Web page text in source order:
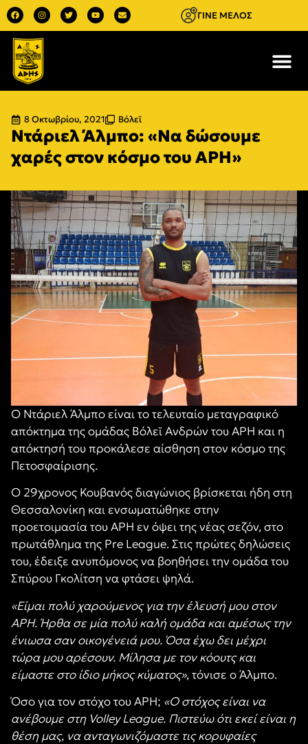
ΓΙΝΕ ΜΕΛΟΣ
8 Οκτωβρίου, 2021 Βόλεϊ
Ντάριελ Άλμπο: «Να δώσουμε
χαρές στον κόσμο του ΑΡΗ»
Ο Ντάριελ Άλμπο είναι το τελευταίο μεταγραφικό
απόκτημα της ομάδας Βόλεϊ Ανδρών του ΑΡΗ και η
απόκτησή του προκάλεσε αίσθηση στον κόσμο της
Πετοσφαίρισης.
Ο 29χρονος Κουβανός διαγώνιος βρίσκεται ήδη στη
Θεσσαλονίκη και ενσωματώθηκε στην
προετοιμασία του ΑΡΗ εν όψει της νέας σεζόν, στο
πρωτάθλημα της Pre League. Στις πρώτες δηλώσεις
του, έδειξε ανυπόμονος να βοηθήσει την ομάδα του
Σπύρου Γκολίτση να φτάσει ψηλά.
«Είμαι πολύ χαρούμενος για την έλευσή μου στον
ΑΡΗ. Ήρθα σε μία πολύ καλή ομάδα και αμέσως την
ένιωσα σαν οικογένειά μου. Όσα έχω δει μέχρι
τώρα μου αρέσουν. Μίλησα με τον κόουτς και
είμαστε στο ίδιο μήκος κύματος», τόνισε ο Άλμπο.
Όσο για τον στόχο του ΑΡΗ; «Ο στόχος είναι να
ανέβουμε στη Volley League. Πιστεύω ότι εκεί είναι η
θέση μας, να ανταγωνιζόμαστε τις κορυφαίες